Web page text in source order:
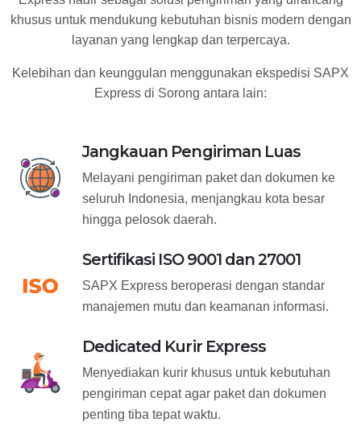
khusus untuk mendukung kebutuhan bisnis modern dengan
layanan yang lengkap dan terpercaya.
Kelebihan dan keunggulan menggunakan ekspedisi SAPX
Express di Sorong antara lain:
Jangkauan Pengiriman Luas
Melayani pengiriman paket dan dokumen ke
seluruh Indonesia, menjangkau kota besar
hingga pelosok daerah.
Sertifikasi ISO 9001 dan 27001
SAPX Express beroperasi dengan standar
manajemen mutu dan keamanan informasi.
Dedicated Kurir Express
Menyediakan kurir khusus untuk kebutuhan
pengiriman cepat agar paket dan dokumen
penting tiba tepat waktu.